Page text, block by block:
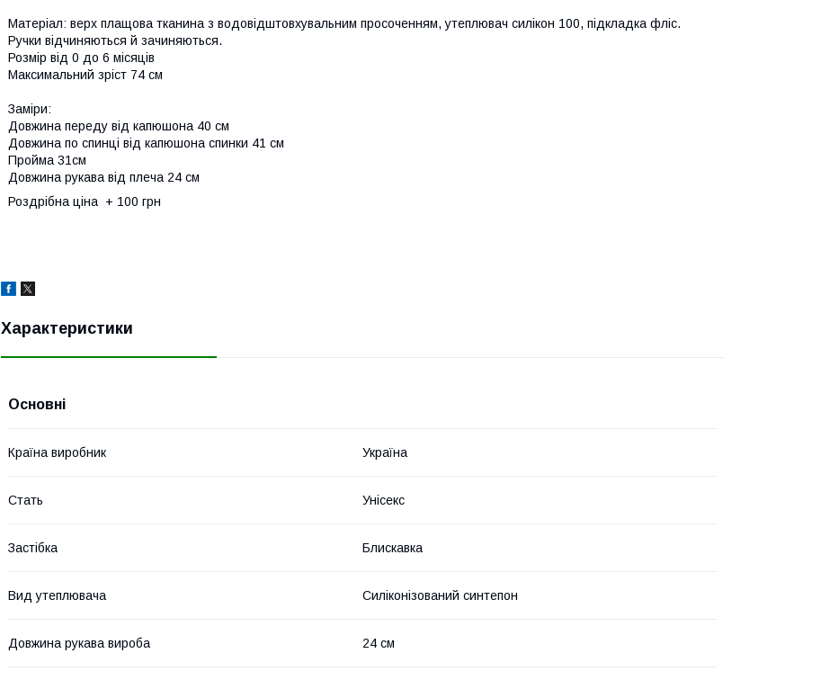
Матеріал: верх плащова тканина з водовідштовхувальним просоченням, утеплювач силікон 100, підкладка фліс.
Ручки відчиняються й зачиняються.
Розмір від 0 до 6 місяців
Максимальний зріст 74 см
Заміри:
Довжина переду від капюшона 40 см
Довжина по спинці від капюшона спинки 41 см
Пройма 31см
Довжина рукава від плеча 24 см
Роздрібна ціна + 100 грн
Характеристики
Основні
Країна виробник Україна
Стать Унісекс
Застібка Блискавка
Вид утеплювача Силіконізований синтепон
Довжина рукава вироба 24 см